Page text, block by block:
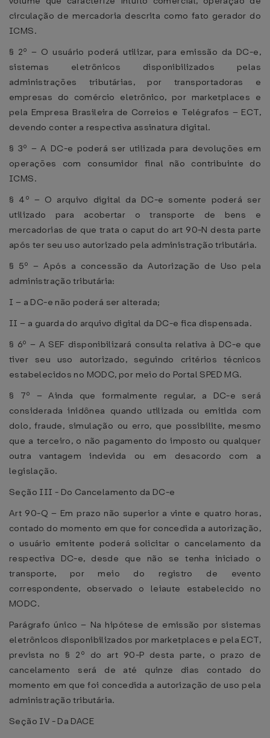
circulação de mercadoria descrita como fato gerador do
ICMS.
§ 2º – O usuário poderá utilizar, para emissão da DC-e,
sistemas eletrônicos disponibilizados pelas
administrações tributárias, por transportadoras e
empresas do comércio eletrônico, por marketplaces e
pela Empresa Brasileira de Correios e Telégrafos – ECT,
devendo conter a respectiva assinatura digital.
§ 3º – A DC-e poderá ser utilizada para devoluções em
operações com consumidor final não contribuinte do
ICMS.
§ 4º – O arquivo digital da DC-e somente poderá ser
utilizado para acobertar o transporte de bens e
mercadorias de que trata o caput do art 90-N desta parte
após ter seu uso autorizado pela administração tributária.
§ 5º – Após a concessão da Autorização de Uso pela
administração tributária:
I – a DC-e não poderá ser alterada;
II – a guarda do arquivo digital da DC-e fica dispensada.
§ 6º – A SEF disponibilizará consulta relativa à DC-e que
tiver seu uso autorizado, seguindo critérios técnicos
estabelecidos no MODC, por meio do Portal SPED MG.
§ 7º – Ainda que formalmente regular, a DC-e será
considerada inidônea quando utilizada ou emitida com
dolo, fraude, simulação ou erro, que possibilite, mesmo
que a terceiro, o não pagamento do imposto ou qualquer
outra vantagem indevida ou em desacordo com a
legislação.
Seção III - Do Cancelamento da DC-e
Art 90-Q – Em prazo não superior a vinte e quatro horas,
contado do momento em que for concedida a autorização,
o usuário emitente poderá solicitar o cancelamento da
respectiva DC-e, desde que não se tenha iniciado o
transporte, por meio do registro de evento
correspondente, observado o leiaute estabelecido no
MODC.
Parágrafo único – Na hipótese de emissão por sistemas
eletrônicos disponibilizados por marketplaces e pela ECT,
prevista no § 2º do art 90-P desta parte, o prazo de
cancelamento será de até quinze dias contado do
momento em que foi concedida a autorização de uso pela
administração tributária.
Seção IV - Da DACE